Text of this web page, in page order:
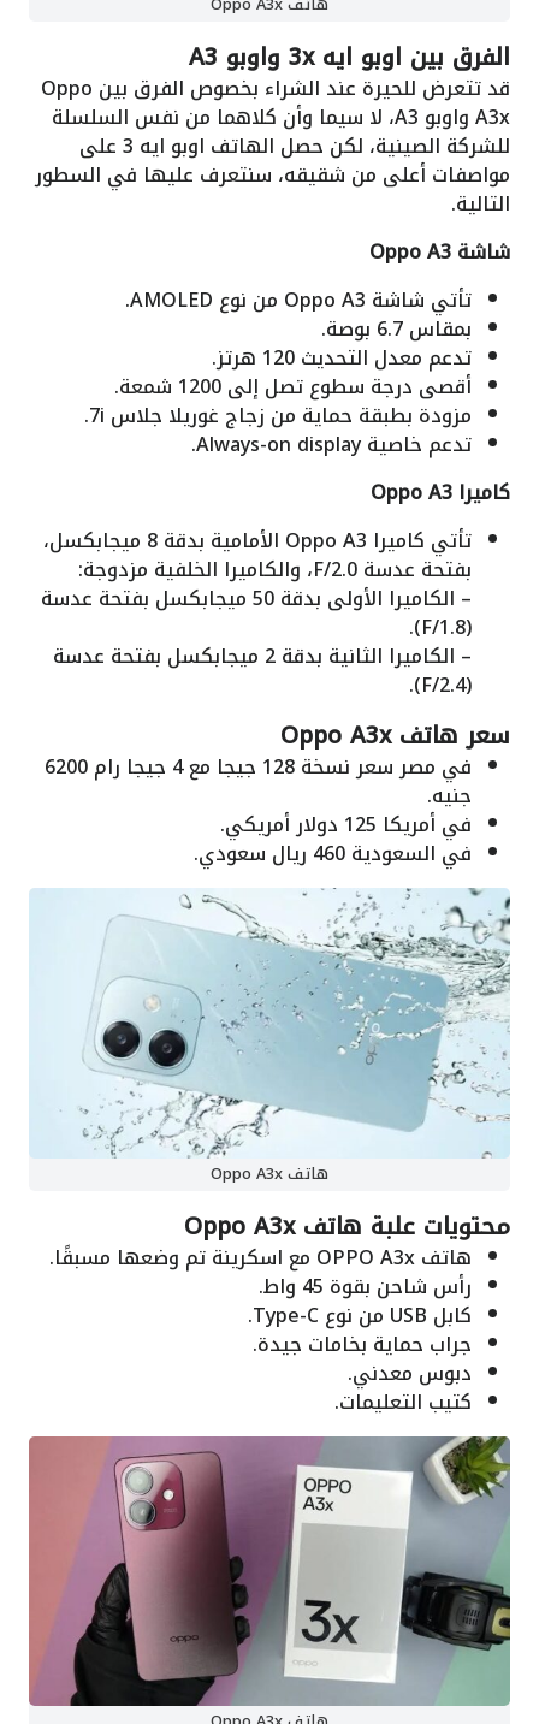
الفرق بين اوبو ايه 3x واوبو A3
قد تتعرض للحيرة عند الشراء بخصوص الفرق بين Oppo
A3x واوبو A3، لا سيما وأن كلاهما من نفس السلسلة
للشركة الصينية، لكن حصل الهاتف اوبو ايه 3 على
مواصفات أعلى من شقيقه، سنتعرف عليها في السطور
التالية.
شاشة Oppo A3
تأتي شاشة Oppo A3 من نوع AMOLED.
بمقاس 6.7 بوصة.
تدعم معدل التحديث 120 هرتز.
أقصى درجة سطوع تصل إلى 1200 شمعة.
مزودة بطبقة حماية من زجاج غوريلا جلاس 7i.
تدعم خاصية Always-on display.
كاميرا Oppo A3
تأتي كاميرا Oppo A3 الأمامية بدقة 8 ميجابكسل،
بفتحة عدسة F/2.0، والكاميرا الخلفية مزدوجة:
– الكاميرا الأولى بدقة 50 ميجابكسل بفتحة عدسة
(F/1.8).
– الكاميرا الثانية بدقة 2 ميجابكسل بفتحة عدسة
(F/2.4).
سعر هاتف Oppo A3x
في مصر سعر نسخة 128 جيجا مع 4 جيجا رام 6200
جنيه.
في أمريكا 125 دولار أمريكي.
في السعودية 460 ريال سعودي.
هاتف Oppo A3x
محتويات علبة هاتف Oppo A3x
هاتف OPPO A3x مع اسكرينة تم وضعها مسبقًا.
رأس شاحن بقوة 45 واط.
كابل USB من نوع Type-C.
جراب حماية بخامات جيدة.
دبوس معدني.
كتيب التعليمات.